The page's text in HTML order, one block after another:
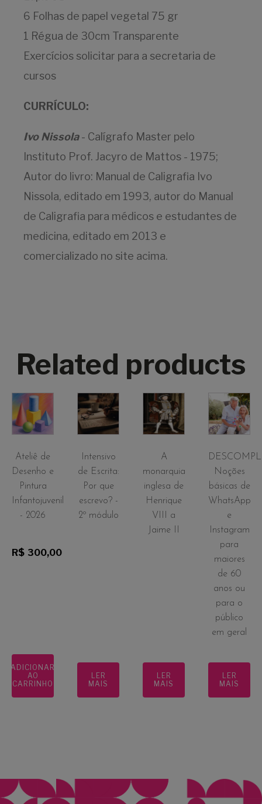
6 Folhas de papel vegetal 75 gr
1 Régua de 30cm Transparente
Exercícios solicitar para a secretaria de
cursos
CURRÍCULO:
Ivo Nissola- Calígrafo Master pelo
Instituto Prof. Jacyro de Mattos - 1975;
Autor do livro: Manual de Caligrafia Ivo
Nissola, editado em 1993, autor do Manual
de Caligrafia para médicos e estudantes de
medicina, editado em 2013 e
comercializado no site acima.
Related products
Ateliê de
Desenho e
Pintura
Infantojuvenil
- 2026
R$ 300,00
ADICIONAR
AO
CARRINHO
Intensivo
de Escrita:
Por que
escrevo? -
2º módulo
LER
MAIS
A
monarquia
inglesa de
Henrique
VIII a
Jaime II
LER
MAIS
Noções
básicas de
WhatsApp
e
Instagram
para
maiores
de 60
anos ou
para o
público
em geral
LER
MAIS